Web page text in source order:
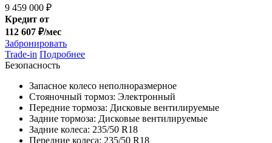
9 459 000 ₽
Кредит от
112 607 ₽/мес
Забронировать
Trade-in Подробнее
Безопасность
Запасное колесо неполноразмерное
Стояночный тормоз: Электронный
Передние тормоза: Дисковые вентилируемые
Задние тормоза: Дисковые вентилируемые
Задние колеса: 235/50 R18
Передние колеса: 235/50 R18